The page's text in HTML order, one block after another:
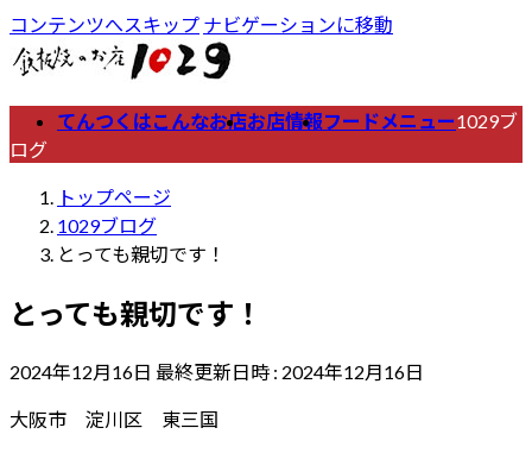
コンテンツへスキップ ナビゲーションに移動
てんつくはこんなお店お店情報フードメニュー1029ブ
ログ
トップページ
1029ブログ
とっても親切です！
とっても親切です！
2024年12月16日 最終更新日時 : 2024年12月16日
大阪市 淀川区 東三国